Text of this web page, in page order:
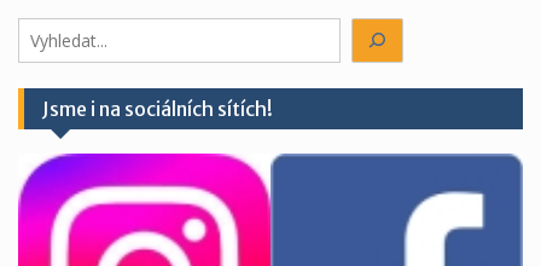
Hledáte
něco?
Jsme i na sociálních sítích!